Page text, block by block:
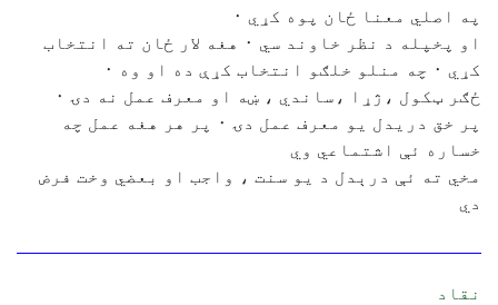
په اصلي معنا ځان پوه کړي ٠
او پخپله د نظر خاوند سي ٠ هغه لار ځان ته انتخاب
کړي ٠ چه منلو خلګو انتخاب کړې ده او وه ٠
ځګر ټکول ،ژړا ،ساندي ، ښه او معرف عمل نه دۍ ٠
پر خق دريدل يو معرف عمل دۍ ٠ پر هر هغه عمل چه
خساره ئې اشتماعي وي
مخي ته ئې درېدل د يو سنت ، واجب او بعضي وخت فرض
دي
نقاد